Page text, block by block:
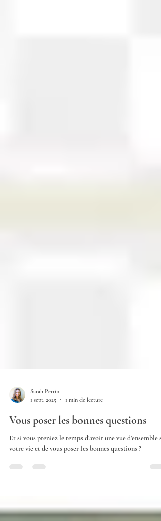
Sarah Perrin
1 sept. 2025
1 min de lecture
Vous poser les bonnes questions
Et si vous preniez le temps d’avoir une vue d’ensemble